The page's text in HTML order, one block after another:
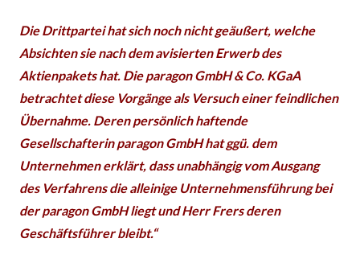
Die Drittpartei hat sich noch nicht geäußert, welche
Absichten sie nach dem avisierten Erwerb des
Aktienpakets hat. Die paragon GmbH & Co. KGaA
betrachtet diese Vorgänge als Versuch einer feindlichen
Übernahme. Deren persönlich haftende
Gesellschafterin paragon GmbH hat ggü. dem
Unternehmen erklärt, dass unabhängig vom Ausgang
des Verfahrens die alleinige Unternehmensführung bei
der paragon GmbH liegt und Herr Frers deren
Geschäftsführer bleibt.“